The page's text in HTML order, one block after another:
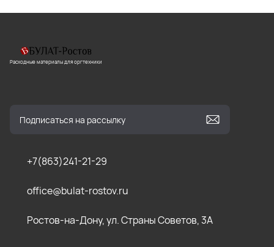
Расходные материалы для оргтехники
+7(863)241-21-29
office@bulat-rostov.ru
Ростов-на-Дону, ул. Страны Советов, 3А